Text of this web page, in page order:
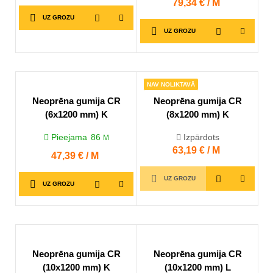
UZ GROZU
Cena
79,34 € / M
UZ GROZU
Neoprēna gumija CR
(6x1200 mm) K
Pieejama 86 M
Cena
47,39 € / M
UZ GROZU
NAV NOLIKTAVĀ
Neoprēna gumija CR
(8x1200 mm) K
Izpārdots
Cena
63,19 € / M
UZ GROZU
Neoprēna gumija CR
(10x1200 mm) K
Neoprēna gumija CR
(10x1200 mm) L